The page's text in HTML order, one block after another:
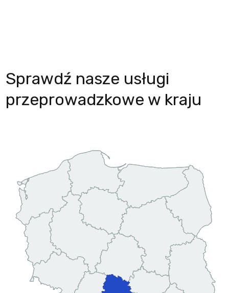
Sprawdź nasze usługi
przeprowadzkowe w kraju